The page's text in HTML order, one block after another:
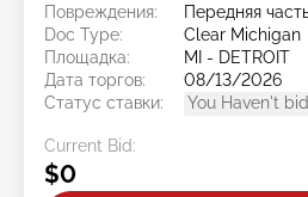
Повреждения:
Передняя
Doc Type:
Clear Michigan
Площадка:
MI - DETROIT
Дата торгов:
08/13/2026
Статус ставки:
You Haven't bid
Current Bid:
$0